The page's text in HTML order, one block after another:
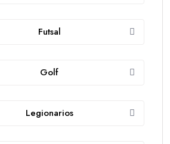
Futsal
Golf
Legionarios